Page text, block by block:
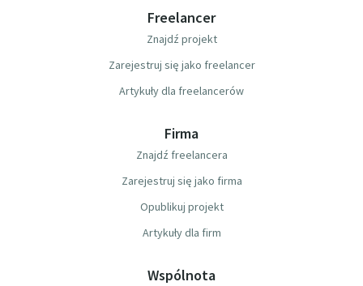
Freelancer
Znajdź projekt
Zarejestruj się jako freelancer
Artykuły dla freelancerów
Firma
Znajdź freelancera
Zarejestruj się jako firma
Opublikuj projekt
Artykuły dla firm
Wspólnota